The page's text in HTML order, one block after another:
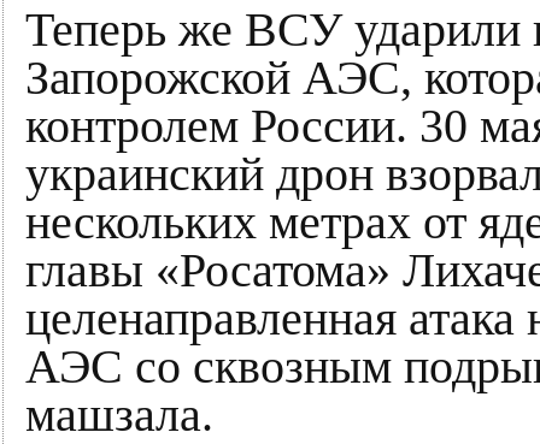
Теперь же ВСУ ударили
Запорожской АЭС,
контролем России. 30
украинский дрон
нескольких метрах от
главы «Росатома»
целенаправленная
АЭС со сквозным
машзала.